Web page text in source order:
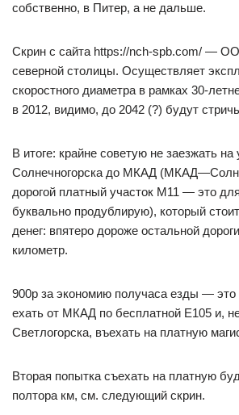
собственно, в Питер, а не дальше.
Скрин с сайта https://nch-spb.com/ —
северной столицы. Осуществляет
скоростного диаметра в рамках 30-
в 2012, видимо, до 2042 (?) будут
В итоге: крайне советую не заезжать на
Солнечногорска до МКАД
дорогой платный участок М11 — это
буквально продублирую), который
денег: впятеро дороже остальной
километр.
900р за экономию получаса езды —
ехать от МКАД по бесплатной E105 и,
Светлогорска, въехать на платную
Вторая попытка съехать на платную
полтора км, см. следующий скрин.